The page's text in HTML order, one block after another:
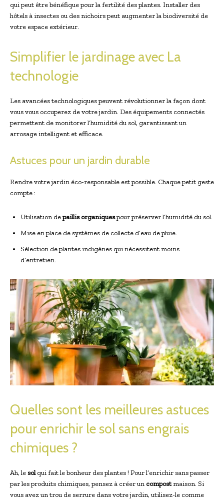
qui peut être bénéfique pour la fertilité des plantes. Installer des
hôtels à insectes ou des nichoirs peut augmenter la biodiversité de
votre espace extérieur.
Simplifier le jardinage avec La
technologie
Les avancées technologiques peuvent révolutionner la façon dont
vous vous occuperez de votre jardin. Des équipements connectés
permettent de monitorer l’humidité du sol, garantissant un
arrosage intelligent et efficace.
Astuces pour un jardin durable
Rendre votre jardin éco-responsable est possible. Chaque petit geste
compte :
Utilisation depaillis organiquespour préserver l’humidité du sol.
Mise en place de systèmes de collecte d’eau de pluie.
Sélection de plantes indigènes qui nécessitent moins
d’entretien.
Quelles sont les meilleures astuces
pour enrichir le sol sans engrais
chimiques ?
Ah, lesolqui fait le bonheur des plantes ! Pour l’enrichir sans passer
par les produits chimiques, pensez à créer un compostmaison. Si
vous avez un trou de serrure dans votre jardin, utilisez-le comme